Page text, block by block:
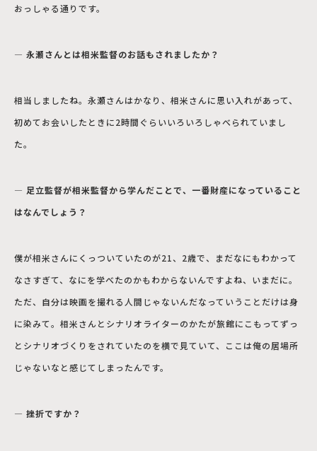
おっしゃる通りです。
― 永瀬さんとは相米監督のお話もされましたか？
相当しましたね。永瀬さんはかなり、相米さんに思い入れがあって、
初めてお会いしたときに2時間ぐらいいろいろしゃべられていまし
た。
― 足立監督が相米監督から学んだことで、一番財産になっていること
はなんでしょう？
僕が相米さんにくっついていたのが21、2歳で、まだなにもわかって
なさすぎて、なにを学べたのかもわからないんですよね、いまだに。
ただ、自分は映画を撮れる人間じゃないんだなっていうことだけは身
に染みて。相米さんとシナリオライターのかたが旅館にこもってずっ
とシナリオづくりをされていたのを横で見ていて、ここは俺の居場所
じゃないなと感じてしまったんです。
― 挫折ですか？